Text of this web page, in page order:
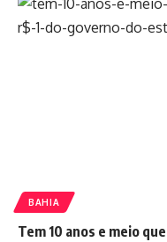
BAHIA
Tem 10 anos e meio